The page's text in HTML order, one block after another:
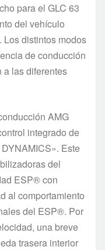
para el GLC 63
del vehículo
Los distintos modos
de conducción
a las diferentes
AMG
integrado de
Este
del
ESP® con
al comportamiento
del ESP®. Por
una breve
trasera interior